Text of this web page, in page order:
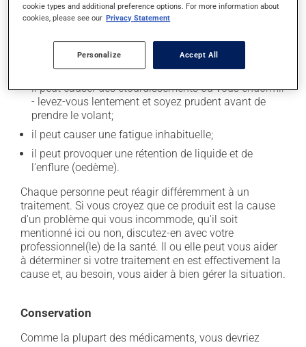
En plus de ses effets recherchés, ce produit peut à
secondaires), notamment :
il peut rendre la bouche sèche;
il peut causer des étourdissements ou vous endormir
- levez-vous lentement et soyez prudent avant de
prendre le volant;
il peut causer une fatigue inhabituelle;
il peut provoquer une rétention de liquide et de
l'enflure (oedème).
Chaque personne peut réagir différemment à un
traitement. Si vous croyez que ce produit est la cause
d'un problème qui vous incommode, qu'il soit
mentionné ici ou non, discutez-en avec votre
professionnel(le) de la santé. Il ou elle peut vous aider
à déterminer si votre traitement en est effectivement la
cause et, au besoin, vous aider à bien gérer la situation.
Conservation
Comme la plupart des médicaments, vous devriez
cookie types and additional preference options. For more information about
cookies, please see our Privacy Statement
Personalize Accept All